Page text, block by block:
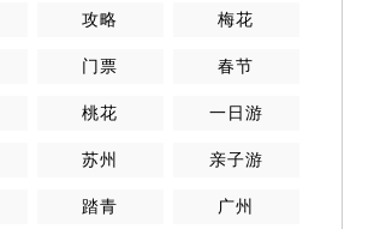
攻略 梅花
门票 春节
桃花 一日游
苏州 亲子游
踏青 广州